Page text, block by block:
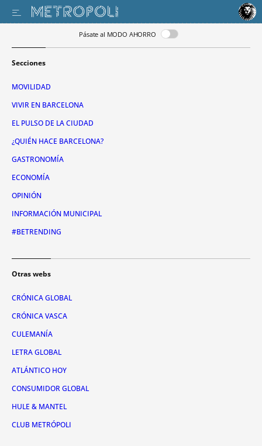
Pásate al MODO AHORRO
Secciones
MOVILIDAD
VIVIR EN BARCELONA
EL PULSO DE LA CIUDAD
¿QUIÉN HACE BARCELONA?
GASTRONOMÍA
ECONOMÍA
OPINIÓN
INFORMACIÓN MUNICIPAL
#BETRENDING
Otras webs
CRÓNICA GLOBAL
CRÓNICA VASCA
CULEMANÍA
LETRA GLOBAL
ATLÁNTICO HOY
CONSUMIDOR GLOBAL
HULE & MANTEL
CLUB METRÓPOLI